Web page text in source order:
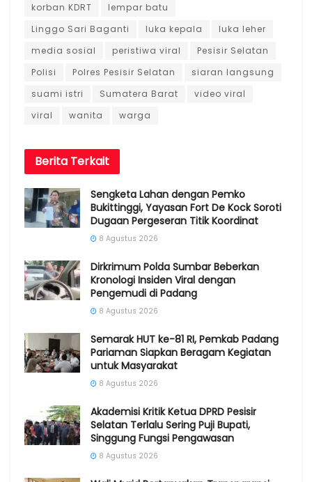
korban KDRT
lempar batu
Linggo Sari Baganti
luka kepala
luka leher
media sosial
peristiwa viral
Pesisir Selatan
Polisi
Polres Pesisir Selatan
siaran langsung
suami istri
Sumatera Barat
video viral
viral
wanita warga
Berita Terkait
Sengketa Lahan dengan Pemko
Bukittinggi, Yayasan Fort De Kock Soroti
Dugaan Pergeseran Titik Koordinat
8 Agustus 2026
Dirkrimum Polda Sumbar Beberkan
Kronologi Insiden Viral dengan
Pengemudi di Padang
8 Agustus 2026
Semarak HUT ke-81 RI, Pemkab Padang
Pariaman Siapkan Beragam Kegiatan
untuk Masyarakat
8 Agustus 2026
Akademisi Kritik Ketua DPRD Pesisir
Selatan Terlalu Sering Puji Bupati,
Singgung Fungsi Pengawasan
8 Agustus 2026